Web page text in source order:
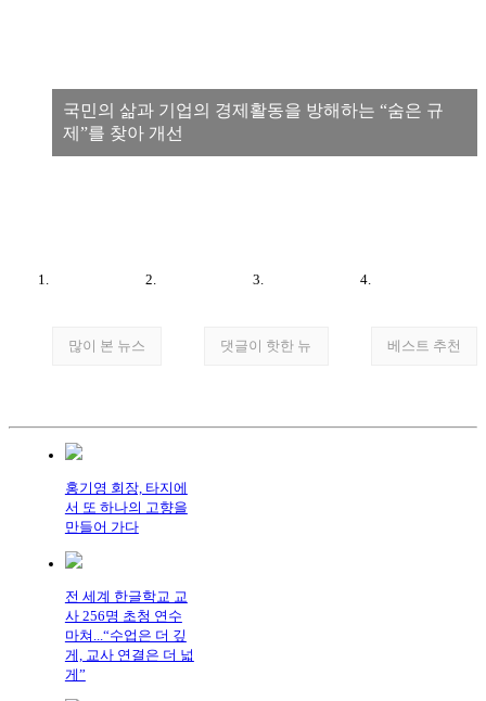
국민의 삶과 기업의 경제활동을 방해하는 “숨은 규
제”를 찾아 개선
많이 본 뉴스 댓글이 핫한 뉴 베스트 추천
홍기영 회장, 타지에
서 또 하나의 고향을
만들어 가다
전 세계 한글학교 교
사 256명 초청 연수
마쳐...“수업은 더 깊
게, 교사 연결은 더 넓
게”